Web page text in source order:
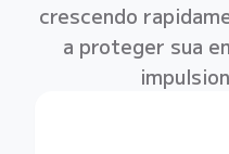
crescendo
a proteger sua